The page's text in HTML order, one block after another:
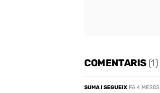
COMENTARIS (1)
SUMA I SEGUEIX FA 4 MESOS